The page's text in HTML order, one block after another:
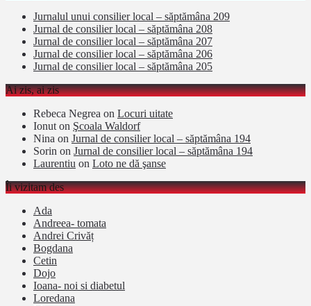
Jurnalul unui consilier local – săptămâna 209
Jurnal de consilier local – săptămâna 208
Jurnal de consilier local – săptămâna 207
Jurnal de consilier local – săptămâna 206
Jurnal de consilier local – săptămâna 205
Ai zis, ai zis
Rebeca Negrea on Locuri uitate
Ionut on Şcoala Waldorf
Nina on Jurnal de consilier local – săptămâna 194
Sorin on Jurnal de consilier local – săptămâna 194
Laurentiu on Loto ne dă şanse
Îi vizitam des
Ada
Andreea- tomata
Andrei Crivăț
Bogdana
Cetin
Dojo
Ioana- noi si diabetul
Loredana